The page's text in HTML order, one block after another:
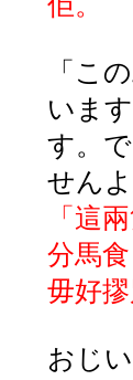
「こ
いま
す。
せんよ
「這
分馬
毋好摎
おじ